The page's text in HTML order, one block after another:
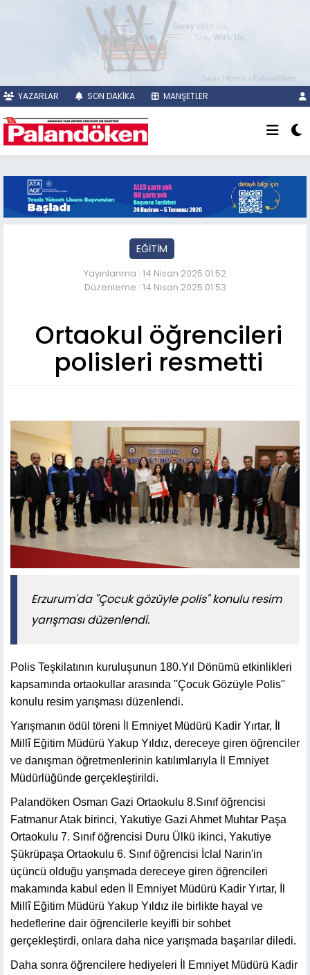
YAZARLAR SON DAKİKA MANŞETLER
EĞİTİM
Yayınlanma : 14 Nisan 2025 01:52
Düzenleme : 14 Nisan 2025 01:53
Ortaokul öğrencileri
polisleri resmetti
Erzurum'da "Çocuk gözüyle polis" konulu resim
yarışması düzenlendi.
Polis Teşkilatının kuruluşunun 180.Yıl Dönümü etkinlikleri
kapsamında ortaokullar arasında ''Çocuk Gözüyle Polis''
konulu resim yarışması düzenlendi.
Yarışmanın ödül töreni İl Emniyet Müdürü Kadir Yırtar, İl
Millî Eğitim Müdürü Yakup Yıldız, dereceye giren öğrenciler
ve danışman öğretmenlerinin katılımlarıyla İl Emniyet
Müdürlüğünde gerçekleştirildi.
Palandöken Osman Gazi Ortaokulu 8.Sınıf öğrencisi
Fatmanur Atak birinci, Yakutiye Gazi Ahmet Muhtar Paşa
Ortaokulu 7. Sınıf öğrencisi Duru Ülkü ikinci, Yakutiye
Şükrüpaşa Ortaokulu 6. Sınıf öğrencisi İclal Narin'in
üçüncü olduğu yarışmada dereceye giren öğrencileri
makamında kabul eden İl Emniyet Müdürü Kadir Yırtar, İl
Millî Eğitim Müdürü Yakup Yıldız ile birlikte hayal ve
hedeflerine dair öğrencilerle keyifli bir sohbet
gerçekleştirdi, onlara daha nice yarışmada başarılar diledi.
Daha sonra öğrencilere hediyeleri İl Emniyet Müdürü Kadir